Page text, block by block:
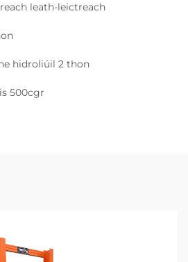
leath-leictreach
hidroliúil 2 thon
500cgr